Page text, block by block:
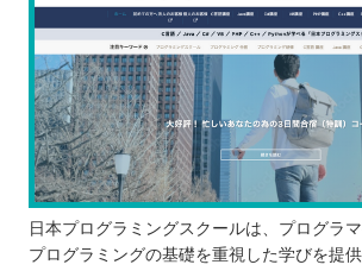
日本プログラミングスクールは、プログラ
プログラミングの基礎を重視した学びを提